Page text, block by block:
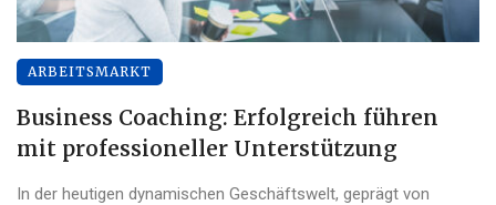
ARBEITSMARKT
Business Coaching: Erfolgreich führen
mit professioneller Unterstützung
In der heutigen dynamischen Geschäftswelt, geprägt von